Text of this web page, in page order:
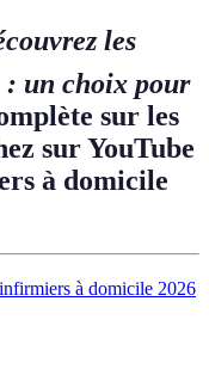
les
un choix pour
sur les
sur YouTube
à domicile
à domicile 2026